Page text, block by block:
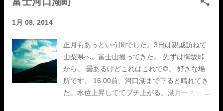
1月 08, 2014
正月もあっという間でした。3日は親戚訪ねて
山梨県へ。富士山撮ってきた。 先ずは御坂峠
から。 曇あるけどこれはこれで◎。 好きな場
所です。 16:00前、河口湖まで下ると晴れてき
た。水位上昇しててプチ上がる。湖月〜大橋〜